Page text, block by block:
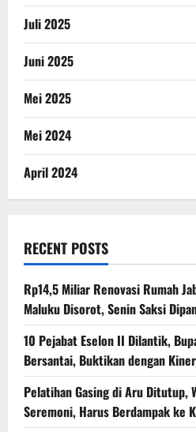
Juli 2025
Juni 2025
Mei 2025
Mei 2024
April 2024
RECENT POSTS
Rp14,5 Miliar Renovasi Rumah
Maluku Disorot, Senin Saksi
10 Pejabat Eselon II Dilantik,
Bersantai, Buktikan dengan
Pelatihan Gasing di Aru Ditutup,
Seremoni, Harus Berdampak ke